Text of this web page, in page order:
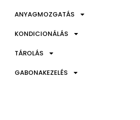
ANYAGMOZGATÁS
KONDICIONÁLÁS
TÁROLÁS
GABONAKEZELÉS